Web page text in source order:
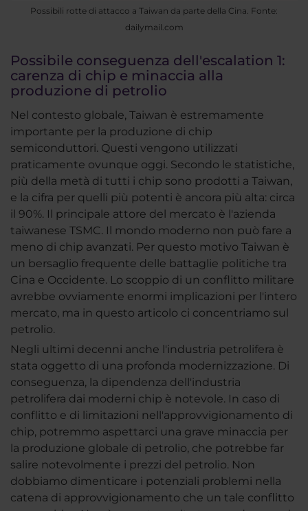
Possibili rotte di attacco a Taiwan da parte della Cina. Fonte:
dailymail.com
Possibile conseguenza dell'escalation 1:
carenza di chip e minaccia alla
produzione di petrolio
Nel contesto globale, Taiwan è estremamente
importante per la produzione di chip
semiconduttori. Questi vengono utilizzati
praticamente ovunque oggi. Secondo le statistiche,
più della metà di tutti i chip sono prodotti a Taiwan,
e la cifra per quelli più potenti è ancora più alta: circa
il 90%. Il principale attore del mercato è l'azienda
taiwanese TSMC. Il mondo moderno non può fare a
meno di chip avanzati. Per questo motivo Taiwan è
un bersaglio frequente delle battaglie politiche tra
Cina e Occidente. Lo scoppio di un conflitto militare
avrebbe ovviamente enormi implicazioni per l'intero
mercato, ma in questo articolo ci concentriamo sul
petrolio.
Negli ultimi decenni anche l'industria petrolifera è
stata oggetto di una profonda modernizzazione. Di
conseguenza, la dipendenza dell'industria
petrolifera dai moderni chip è notevole. In caso di
conflitto e di limitazioni nell'approvvigionamento di
chip, potremmo aspettarci una grave minaccia per
la produzione globale di petrolio, che potrebbe far
salire notevolmente i prezzi del petrolio. Non
dobbiamo dimenticare i potenziali problemi nella
catena di approvvigionamento che un tale conflitto